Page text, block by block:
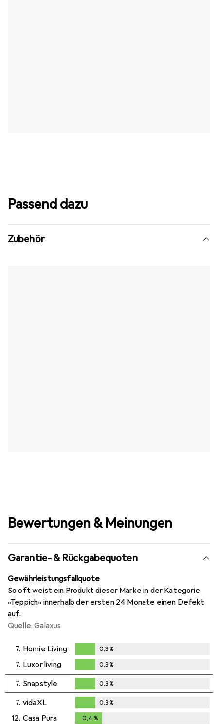
Passend dazu
Zubehör
Bewertungen & Meinungen
Garantie- & Rückgabequoten
Gewährleistungsfallquote
So oft weist ein Produkt dieser Marke in der Kategorie
«Teppich» innerhalb der ersten 24 Monate einen Defekt
auf.
Quelle: Galaxus
7. Homie Living
0,3%
0,3%
7. Luxor living
0,3%
0,3%
7. Snapstyle
0,3%
0,3%
7. vidaXL
0,3%
0,3%
12. Casa Pura 0,4 %